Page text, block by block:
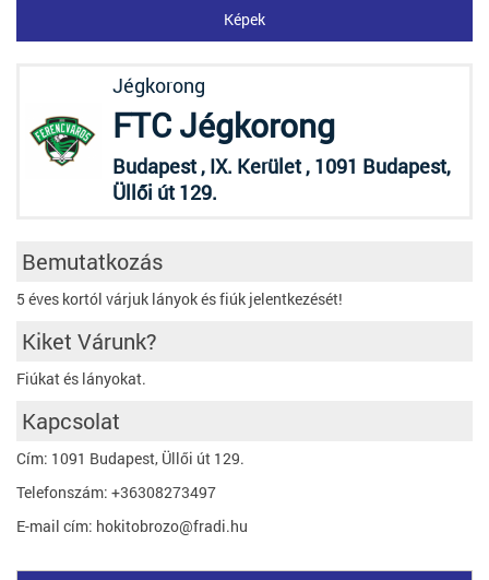
Képek
Jégkorong
FTC Jégkorong
Budapest , IX. Kerület , 1091 Budapest,
Üllői út 129.
Bemutatkozás
5 éves kortól várjuk lányok és fiúk jelentkezését!
Kiket Várunk?
Fiúkat és lányokat.
Kapcsolat
Cím: 1091 Budapest, Üllői út 129.
Telefonszám: +36308273497
E-mail cím: hokitobrozo@fradi.hu